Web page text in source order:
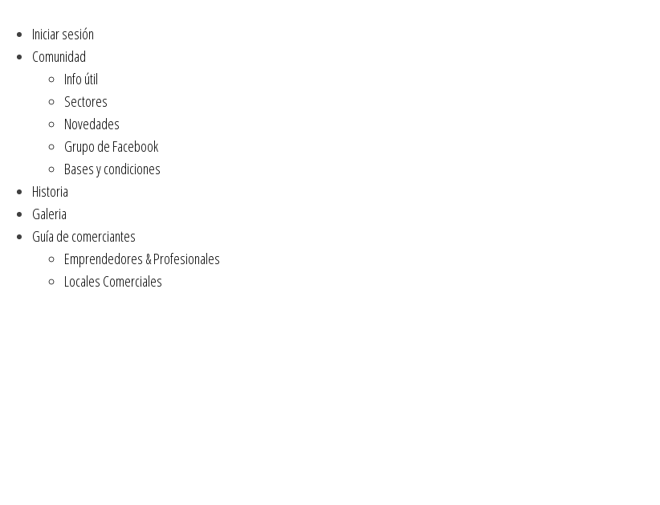
Iniciar sesión
Comunidad
Info útil
Sectores
Novedades
Grupo de Facebook
Bases y condiciones
Historia
Galeria
Guía de comerciantes
Emprendedores & Profesionales
Locales Comerciales